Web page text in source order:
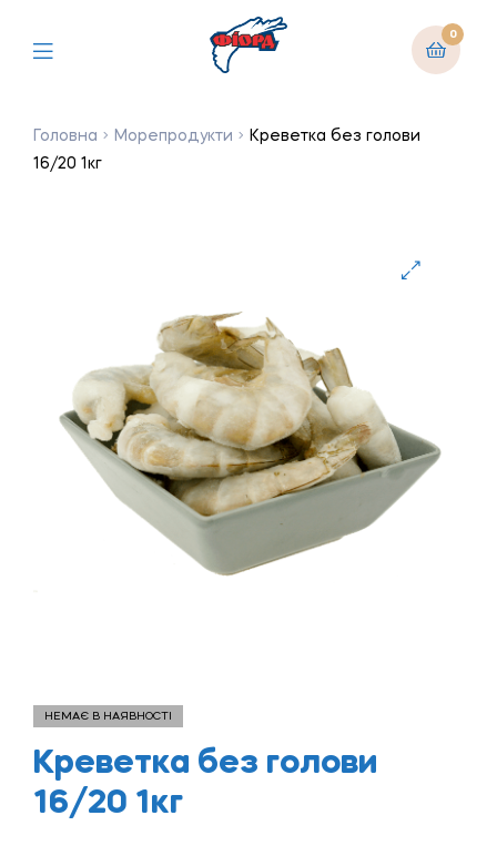
0
Головна Морепродукти
Креветка без голови
16/20 1кг
НЕМАЄ В НАЯВНОСТІ
Креветка без голови
16/20 1кг